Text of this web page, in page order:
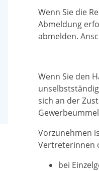
Wenn Sie die
Abmeldung
abmelden.
Wenn Sie den
sich an der
Vorzunehmen
Vertreterinnen
bei